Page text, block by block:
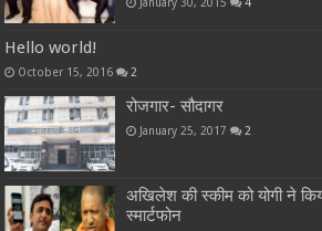
Hello world!
October 15, 2016 2
रोजगार- सौदागर
January 25, 2017 2
अखिलेश की स्कीम को योगी ने
स्मार्टफोन